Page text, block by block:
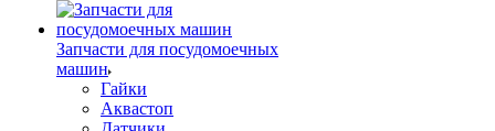
Запчасти для посудомоечных
машин
Гайки
Аквастоп